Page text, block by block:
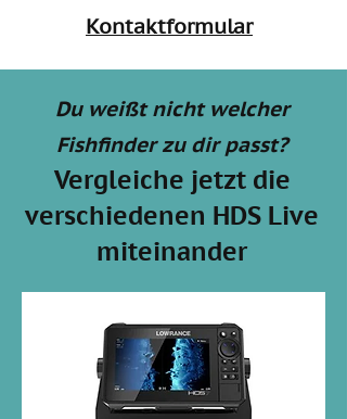
Kontaktformular
Du weißt nicht welcher
Fishfinder zu dir passt?
Vergleiche jetzt die
verschiedenen HDS Live
miteinander